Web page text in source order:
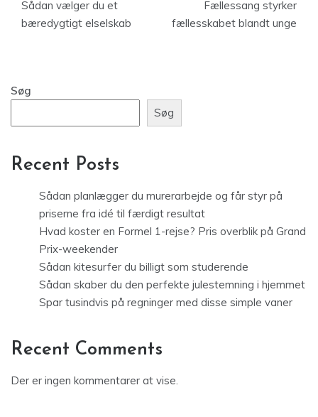
Sådan vælger du et
bæredygtigt elselskab
Fællessang styrker
fællesskabet blandt unge
Søg
Søg
Recent Posts
Sådan planlægger du murerarbejde og får styr på
priserne fra idé til færdigt resultat
Hvad koster en Formel 1-rejse? Pris overblik på Grand
Prix-weekender
Sådan kitesurfer du billigt som studerende
Sådan skaber du den perfekte julestemning i hjemmet
Spar tusindvis på regninger med disse simple vaner
Recent Comments
Der er ingen kommentarer at vise.